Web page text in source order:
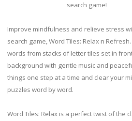
search game!
Improve mindfulness and relieve stress
search game, Word Tiles: Relax n
words from stacks of letter tiles set in
background with gentle music and
things one step at a time and clear your
puzzles word by word.
Word Tiles: Relax is a perfect twist of the